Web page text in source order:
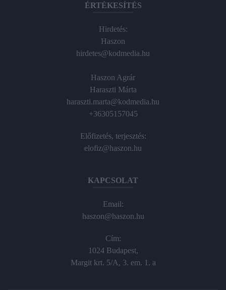
ÉRTÉKESÍTÉS
Hirdetés:
Haszon
hirdetes@kodmedia.hu
Haszon Agrár
Haraszti Márta
haraszti.marta@kodmedia.hu
+36305157045
Előfizetés, terjesztés:
elofiz@haszon.hu
KAPCSOLAT
Email:
haszon@haszon.hu
Cím:
1024 Budapest,
Margit krt. 5/A, 3. em. 1. a